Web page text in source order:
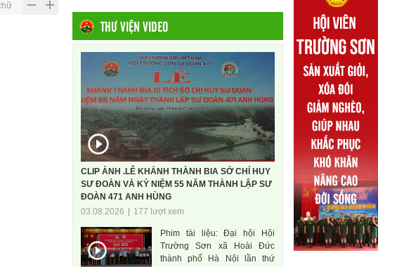
THƯ VIỆN VIDEO
CLIP ẢNH .LỄ KHÁNH THÀNH BIA SỞ CHỈ HUY
SƯ ĐOÀN VÀ KỶ NIỆM 55 NĂM THÀNH LẬP SƯ
ĐOÀN 471 ANH HÙNG
03.08.2026
177 lượt xem
Phim tài liệu: Đại hội Hội
Trường Sơn xã Hoài Đức
thành phố Hà Nội lần thứ